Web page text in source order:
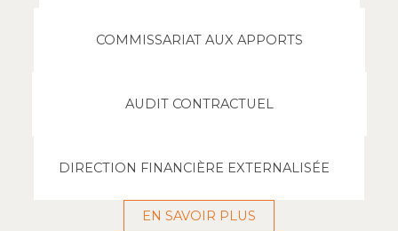
COMMISSARIAT AUX APPORTS
AUDIT CONTRACTUEL
DIRECTION FINANCIÈRE EXTERNALISÉE
EN SAVOIR PLUS